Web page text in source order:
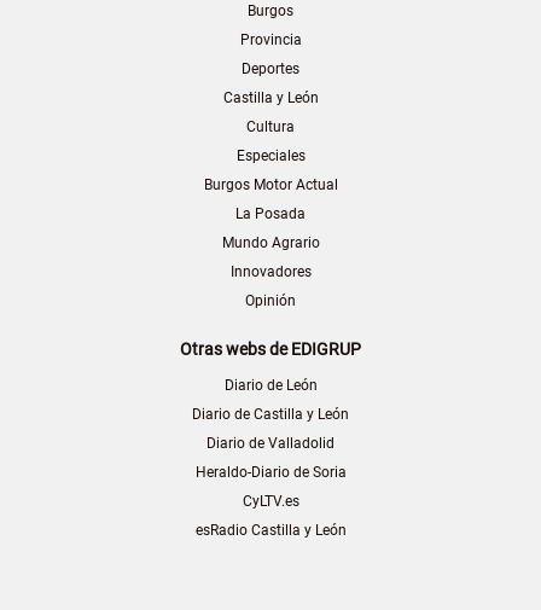
Burgos
Provincia
Deportes
Castilla y León
Cultura
Especiales
Burgos Motor Actual
La Posada
Mundo Agrario
Innovadores
Opinión
Otras webs de EDIGRUP
Diario de León
Diario de Castilla y León
Diario de Valladolid
Heraldo-Diario de Soria
CyLTV.es
esRadio Castilla y León